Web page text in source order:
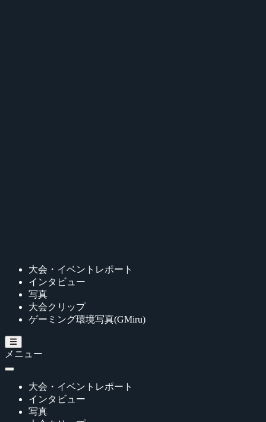
大会・イベントレポート
インタビュー
写真
大会クリップ
ゲーミング環境写真(GMiru)
メニュー
大会・イベントレポート
インタビュー
写真